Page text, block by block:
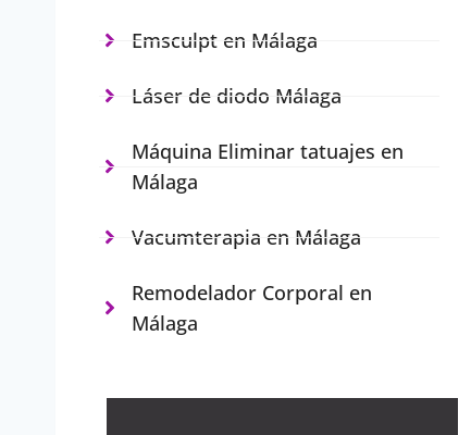
Emsculpt en Málaga
Láser de diodo Málaga
Máquina Eliminar tatuajes en
Málaga
Vacumterapia en Málaga
Remodelador Corporal en
Málaga